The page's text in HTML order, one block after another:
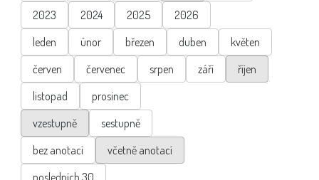
2023
2024 2025
2026
leden
únor březen duben
květen
červen
červenec srpen září
říjen
listopad
prosinec
vzestupně
sestupně
bez anotací
včetně anotací
posledních 30